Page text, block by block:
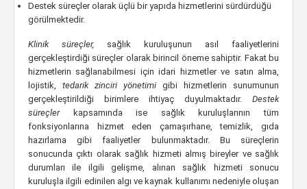
Destek süreçler olarak üçlü bir yapıda hizmetlerini sürdürdüğü
görülmektedir.
Klinik süreçler, sağlık kuruluşunun asıl faaliyetlerini
gerçekleştirdiği süreçler olarak birincil öneme sahiptir. Fakat bu
hizmetlerin sağlanabilmesi için idari hizmetler ve satın alma,
lojistik, tedarik zinciri yönetimi gibi hizmetlerin sunumunun
gerçekleştirildiği birimlere ihtiyaç duyulmaktadır. Destek
süreçler
kapsamında ise sağlık kuruluşlarının tüm
fonksiyonlarına hizmet eden çamaşırhane, temizlik, gıda
hazırlama gibi faaliyetler bulunmaktadır. Bu süreçlerin
sonucunda çıktı olarak sağlık hizmeti almış bireyler ve sağlık
durumları ile ilgili gelişme, alınan sağlık hizmeti sonucu
kuruluşla ilgili edinilen algı ve kaynak kullanımı nedeniyle oluşan